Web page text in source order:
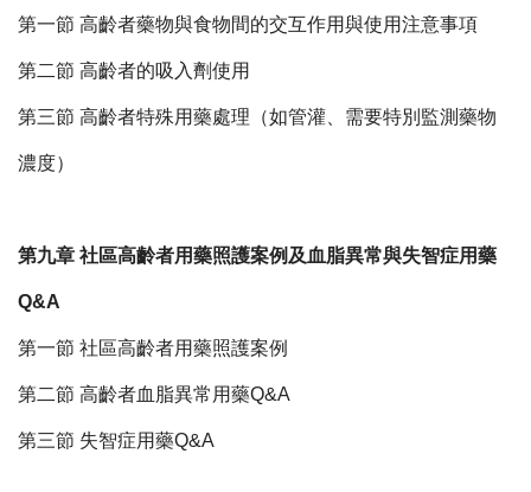
第一節 高齡者藥物與食物間的交互作用與使用注意事項
第二節 高齡者的吸入劑使用
第三節 高齡者特殊用藥處理（如管灌、需要特別監測藥物
濃度）
第九章 社區高齡者用藥照護案例及血脂異常與失智症用藥
Q&A
第一節 社區高齡者用藥照護案例
第二節 高齡者血脂異常用藥Q&A
第三節 失智症用藥Q&A